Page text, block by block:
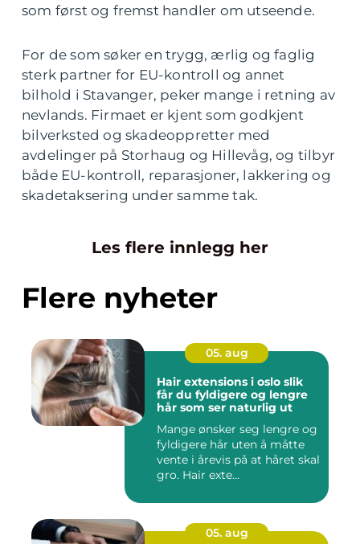
som først og fremst handler om utseende.
For de som søker en trygg, ærlig og faglig
sterk partner for EU-kontroll og annet
bilhold i Stavanger, peker mange i retning av
nevlands. Firmaet er kjent som godkjent
bilverksted og skadeoppretter med
avdelinger på Storhaug og Hillevåg, og tilbyr
både EU-kontroll, reparasjoner, lakkering og
skadetaksering under samme tak.
Les flere innlegg her
Flere nyheter
05. aug
Hair extensions i oslo slik
får du fyldigere og lengre
hår som ser naturlig ut
Mange ønsker seg lengre og
fyldigere hår uten å måtte
vente i årevis på at håret skal
gro. Hair exte...
05. aug